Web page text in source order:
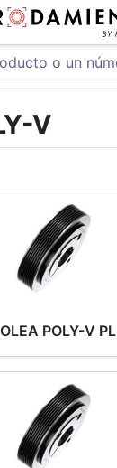
V
POLY-V PL